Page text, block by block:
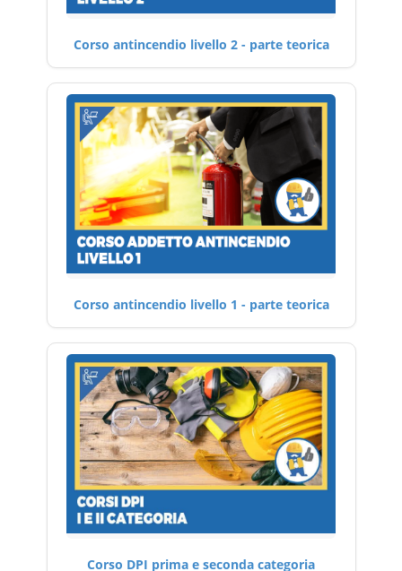
Corso antincendio livello 2 - parte teorica
Corso antincendio livello 1 - parte teorica
Corso DPI prima e seconda categoria